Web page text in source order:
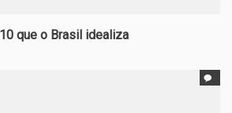
que o Brasil idealiza